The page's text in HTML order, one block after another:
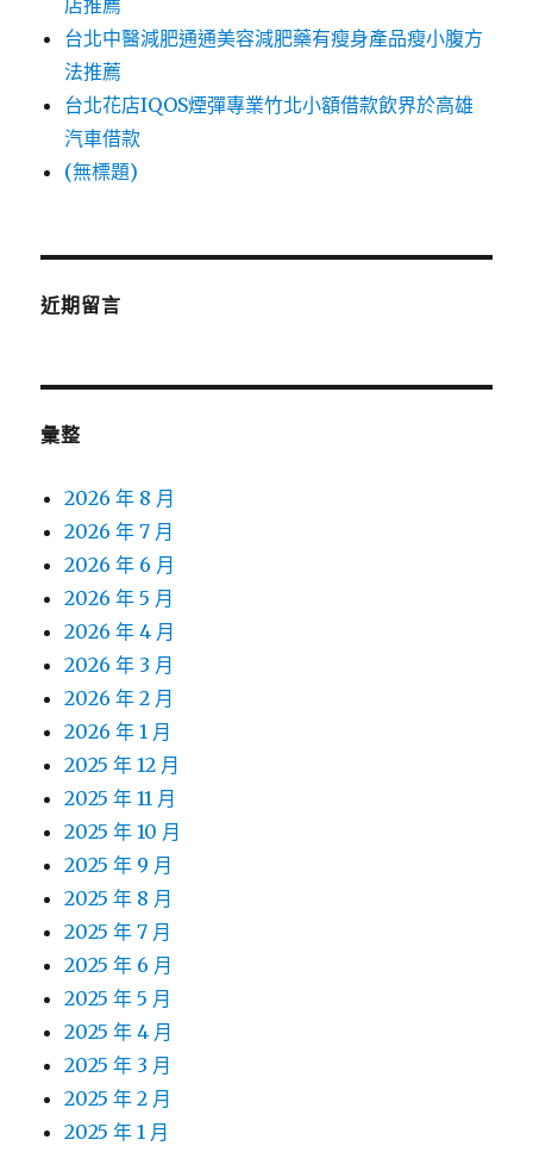
店推薦
台北中醫減肥通通美容減肥藥有瘦身產品瘦小腹方
法推薦
台北花店IQOS煙彈專業竹北小額借款飲界於高雄
汽車借款
(無標題)
近期留言
彙整
2026 年 8 月
2026 年 7 月
2026 年 6 月
2026 年 5 月
2026 年 4 月
2026 年 3 月
2026 年 2 月
2026 年 1 月
2025 年 12 月
2025 年 11 月
2025 年 10 月
2025 年 9 月
2025 年 8 月
2025 年 7 月
2025 年 6 月
2025 年 5 月
2025 年 4 月
2025 年 3 月
2025 年 2 月
2025 年 1 月